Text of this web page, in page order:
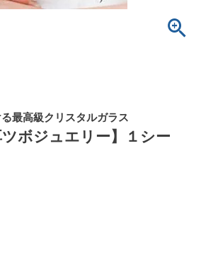
最高級クリスタルガラス
ボジュエリー】１シー